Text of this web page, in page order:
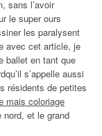
sans l’avoir
le super ours
les paralysent
avec cet article, je
ballet en tant que
s’appelle aussi
résidents de petites
mais coloriage
nord, et le grand